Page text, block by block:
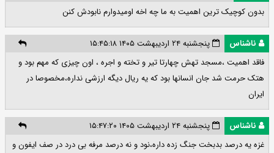
بدون کوچیک ترین اهمیت به ما چه اخه اومیدوارم نابودش کنن
ناشناس
پنجشنبه ۲۴ اردیبهشت ۱۴۰۵ ۱۵:۴۵:۱۸
فاقد اهمیت ،مسجد تهش چهارتا تیر و تخته و اجره ، اون چیزی که مهم بود و
هتک حرمت شد جان انسانها بود که یه ریال دیگه ارزشی نداره،مخصوصا در
ایران
ناشناس
پنجشنبه ۲۴ اردیبهشت ۱۴۰۵ ۱۵:۴۷:۲۰
غزه یه درصد بدبخت جنگ زده داره،نود و نه درصد مرفه بی درد در صف ایفون و